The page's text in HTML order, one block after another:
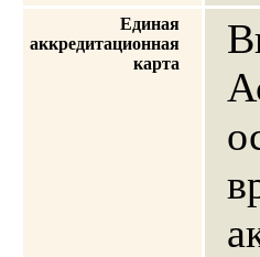
Единая
аккредитационная
карта